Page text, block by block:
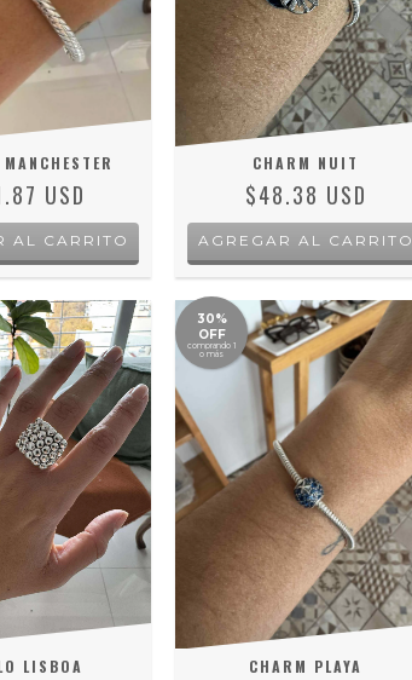
USD
CHARM NUIT
$48.38 USD
AGREGAR AL CARRITO
LISBOA
30%
OFF
comprando 1
o más
CHARM PLAYA